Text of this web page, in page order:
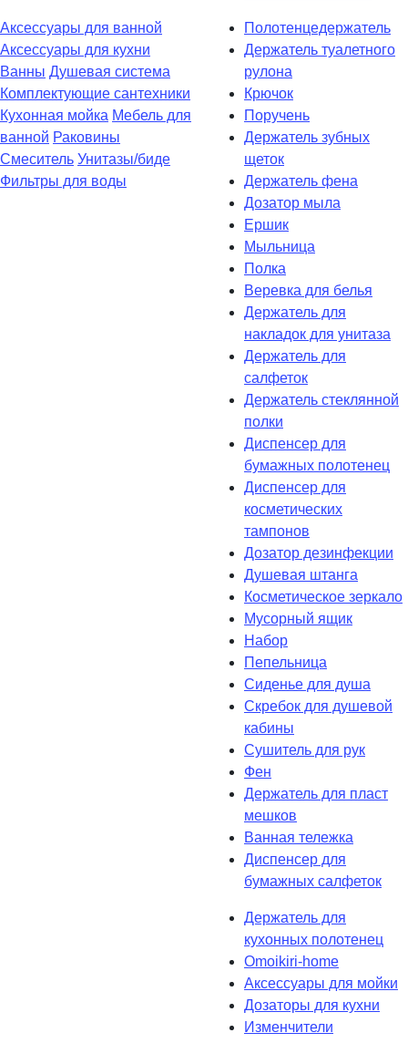
Аксессуары для ванной
Аксессуары для кухни
Ванны Душевая система
Комплектующие сантехники
Кухонная мойка Мебель для
ванной Раковины
Смеситель Унитазы/биде
Фильтры для воды
Полотенцедержатель
Держатель туалетного
рулона
Крючок
Поручень
Держатель зубных
щеток
Держатель фена
Дозатор мыла
Eршик
Мыльница
Полка
Веревка для белья
Держатель для
накладок для унитаза
Держатель для
салфеток
Держатель стеклянной
полки
Диспенсер для
бумажных полотенец
Диспенсер для
косметических
тампонов
Дозатор дезинфекции
Душевая штанга
Косметическое зеркало
Мусорный ящик
Набор
Пепельница
Сиденье для душа
Скребок для душевой
кабины
Сушитель для рук
Фен
Держатель для пласт
мешков
Ванная тележка
Диспенсер для
бумажных салфеток
Держатель для
кухонных полотенец
Omoikiri-home
Аксессуары для мойки
Дозаторы для кухни
Изменчители